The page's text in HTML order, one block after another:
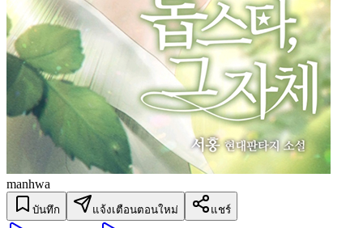
manhwa
บันทึก แจ้งเตือนตอนใหม่ แชร์